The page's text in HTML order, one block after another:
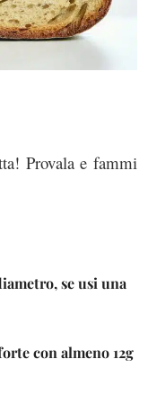
Provala e fammi
se usi una
con almeno 12g